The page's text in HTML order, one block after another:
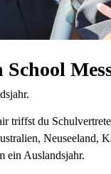
triffst du
Neuseeland,
ein Auslandsjahr.